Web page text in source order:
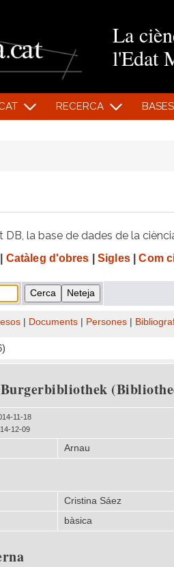
La
l'Edat
RECERCA
DB, la base de dades de la
Catàleg d'obres Sigles| Com
Documents Persones
11-18
12-09
Arnau
Cristina Sáez
bàsica